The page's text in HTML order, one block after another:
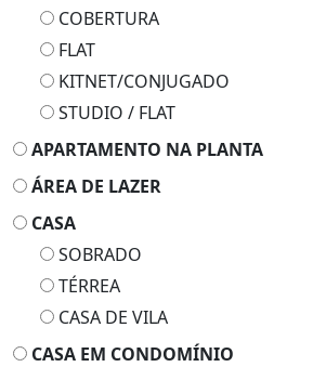
COBERTURA
FLAT
KITNET/CONJUGADO
STUDIO / FLAT
APARTAMENTO NA PLANTA
ÁREA DE LAZER
CASA
SOBRADO
TÉRREA
CASA DE VILA
CASA EM CONDOMÍNIO